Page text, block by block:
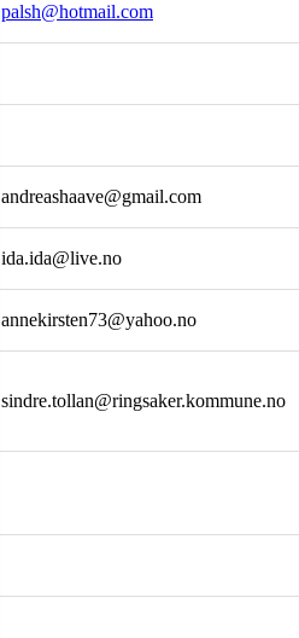
palsh@hotmail.com
andreashaave@gmail.com
ida.ida@live.no
annekirsten73@yahoo.no
sindre.tollan@ringsaker.kommune.no